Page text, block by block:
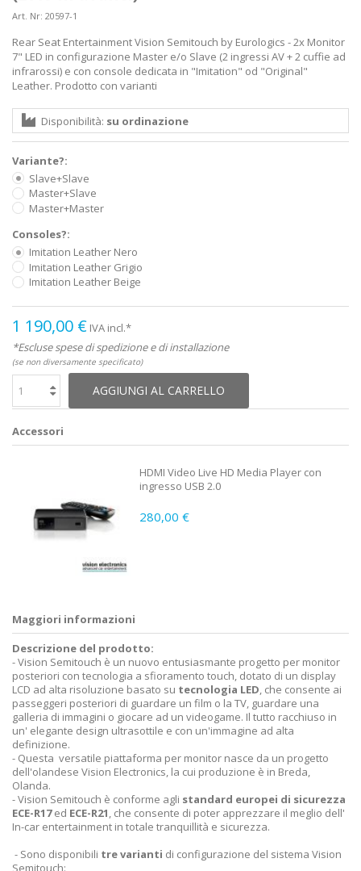
Art. Nr: 20597-1
Rear Seat Entertainment Vision Semitouch by Eurologics - 2x Monitor
7" LED in configurazione Master e/o Slave (2 ingressi AV + 2 cuffie ad
infrarossi) e con console dedicata in "Imitation" od "Original"
Leather. Prodotto con varianti
Disponibilità: su ordinazione
Variante?:
Slave+Slave
Master+Slave
Master+Master
Consoles?:
Imitation Leather Nero
Imitation Leather Grigio
Imitation Leather Beige
1 190,00 € IVA incl.*
*Escluse spese di spedizione e di installazione
(se non diversamente specificato)
AGGIUNGI AL CARRELLO
Accessori
HDMI Video Live HD Media Player con
ingresso USB 2.0
280,00 €
Maggiori informazioni
Descrizione del prodotto:
- Vision Semitouch è un nuovo entusiasmante progetto per monitor
posteriori con tecnologia a sfioramento touch, dotato di un display
LCD ad alta risoluzione basato su tecnologia LED, che consente ai
passeggeri posteriori di guardare un film o la TV, guardare una
galleria di immagini o giocare ad un videogame. Il tutto racchiuso in
un' elegante design ultrasottile e con un'immagine ad alta
definizione.
- Questa versatile piattaforma per monitor nasce da un progetto
dell'olandese Vision Electronics, la cui produzione è in Breda,
Olanda.
- Vision Semitouch è conforme agli standard europei di sicurezza
ECE-R17ed ECE-R21, che consente di poter apprezzare il meglio dell'
In-car entertainment in totale tranquillità e sicurezza.
- Sono disponibili tre varianti di configurazione del sistema Vision
Semitouch: